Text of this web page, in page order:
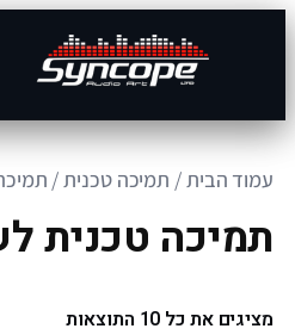
עמוד הבית / תמיכה טכנית /
תמיכה טכנית
מציגים את כל ⁦10⁩ התוצאות